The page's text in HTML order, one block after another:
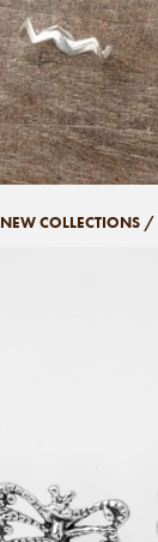
NEW COLLECTIONS /